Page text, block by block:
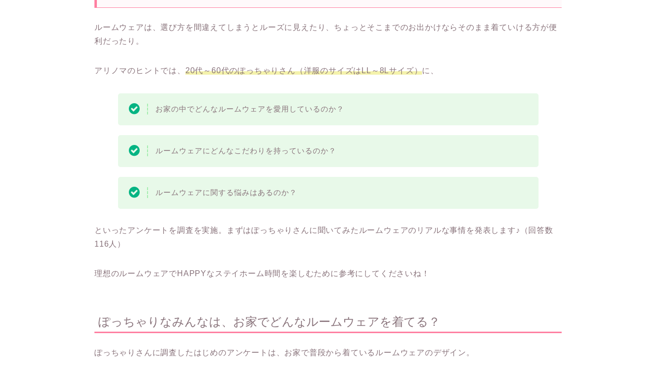
ルームウェアは、選び方を間違えてしまうとルーズに見えたり、ちょっとそこまでのお出かけならそのまま着ていける方が便
利だったり。
アリノマのヒントでは、 20代～60代のぽっちゃりさん（洋服のサイズはLL～8Lサイズ）に、
お家の中でどんなルームウェアを愛用しているのか？
ルームウェアにどんなこだわりを持っているのか？
ルームウェアに関する悩みはあるのか？
といったアンケートを調査を実施。まずはぽっちゃりさんに聞いてみたルームウェアのリアルな事情を発表します♪（回答数
116人）
理想のルームウェアでHAPPYなステイホーム時間を楽しむために参考にしてくださいね！
ぽっちゃりなみんなは、お家でどんなルームウェアを着てる？
ぽっちゃりさんに調査したはじめのアンケートは、お家で普段から着ているルームウェアのデザイン。